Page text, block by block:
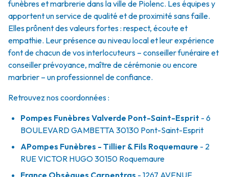
funèbres et marbrerie dans la ville de Piolenc. Les équipes y
apportent un service de qualité et de proximité sans faille.
Elles prônent des valeurs fortes : respect, écoute et
empathie. Leur présence au niveau local et leur expérience
font de chacun de vos interlocuteurs – conseiller funéraire et
conseiller prévoyance, maître de cérémonie ou encore
marbrier – un professionnel de confiance.
Retrouvez nos coordonnées :
Pompes Funèbres Valverde Pont-Saint-Esprit - 6
BOULEVARD GAMBETTA 30130 Pont-Saint-Esprit
APompes Funèbres - Tillier & Fils Roquemaure - 2
RUE VICTOR HUGO30150 Roquemaure
France Obsèques Carpentras - 1267 AVENUE